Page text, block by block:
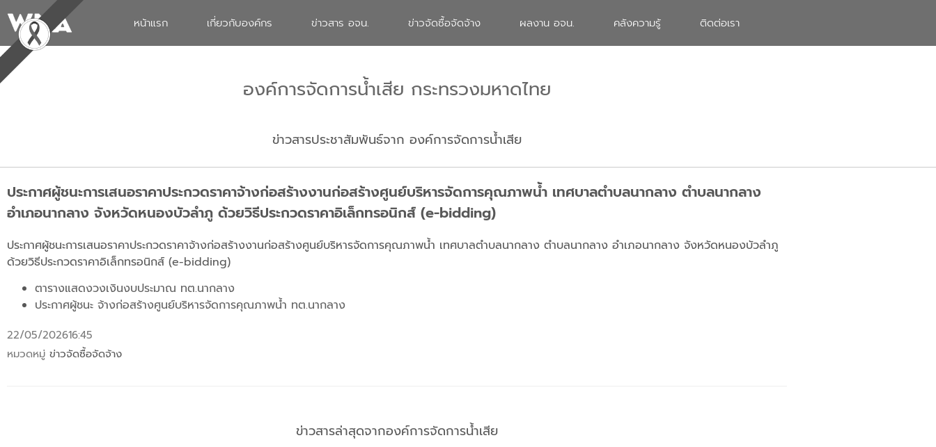
หน้าแรก เกี่ยวกับองค์กร ข่าวสาร อจน. ข่าวจัดซื้อจัดจ้าง ผลงาน อจน. คลังความรู้ ติดต่อเรา
องค์การจัดการน้ำเสีย กระทรวงมหาดไทย
ข่าวสารประชาสัมพันธ์จาก องค์การจัดการน้ำเสีย
ประกาศผู้ชนะการเสนอราคาประกวดราคาจ้างก่อสร้างงานก่อสร้างศูนย์บริหารจัดการคุณภาพน้ำ เทศบาลตำบลนากลาง ตำบลนากลาง
อำเภอนากลาง จังหวัดหนองบัวลำภู ด้วยวิธีประกวดราคาอิเล็กทรอนิกส์ (e-bidding)
ประกาศผู้ชนะการเสนอราคาประกวดราคาจ้างก่อสร้างงานก่อสร้างศูนย์บริหารจัดการคุณภาพน้ำ เทศบาลตำบลนากลาง ตำบลนากลาง อำเภอนากลาง จังหวัดหนองบัวลำภู
ด้วยวิธีประกวดราคาอิเล็กทรอนิกส์ (e-bidding)
ตารางแสดงวงเงินงบประมาณ ทต.นากลาง
ประกาศผู้ชนะ จ้างก่อสร้างศูนย์บริหารจัดการคุณภาพน้ำ ทต.นากลาง
22/05/202616:45
หมวดหมู่ ข่าวจัดซื้อจัดจ้าง
ข่าวสารล่าสุดจากองค์การจัดการน้ำเสีย